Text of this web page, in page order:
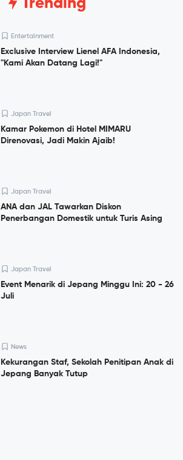
Trending
Entertainment
Exclusive Interview Lienel AFA Indonesia,
"Kami Akan Datang Lagi!"
Japan Travel
Kamar Pokemon di Hotel MIMARU
Direnovasi, Jadi Makin Ajaib!
Japan Travel
ANA dan JAL Tawarkan Diskon
Penerbangan Domestik untuk Turis Asing
Japan Travel
Event Menarik di Jepang Minggu Ini: 20 - 26
Juli
News
Kekurangan Staf, Sekolah Penitipan Anak di
Jepang Banyak Tutup